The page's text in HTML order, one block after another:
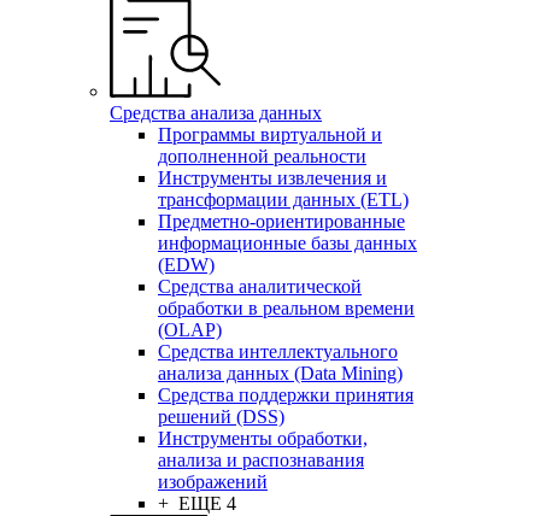
Средства анализа данных
Программы виртуальной и
дополненной реальности
Инструменты извлечения и
трансформации данных (ETL)
Предметно-ориентированные
информационные базы данных
(EDW)
Средства аналитической
обработки в реальном времени
(OLAP)
Средства интеллектуального
анализа данных (Data Mining)
Средства поддержки принятия
решений (DSS)
Инструменты обработки,
анализа и распознавания
изображений
+ ЕЩЕ 4